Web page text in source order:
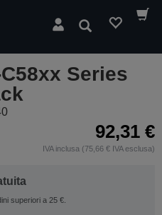
Cerca
Series
92,31 €
IVA inclusa (75,66 € IVA esclusa)
superiori a 25 €.